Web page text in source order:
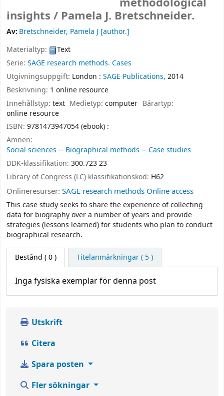
insights / Pamela J. Bretschneider.
Av: Bretschneider, Pamela J [author.]
Materialtyp:
Text
Serie: SAGE research methods. Cases
Utgivningsuppgift: London : SAGE Publications, 2014
Beskrivning: 1 online resource
Innehållstyp: text Medietyp:computer Bärartyp:
online resource
ISBN: 9781473947054 (ebook) :
Ämnen:
Social sciences -- Biographical methods -- Case studies
DDK-klassifikation: 300.723 23
Library of Congress (LC) klassifikationskod: H62
Onlineresurser: SAGE research methods Online access
This case study seeks to share the experience of collecting
data for biography over a number of years and provide
strategies (lessons learned) for students who plan to conduct
biographical research.
Bestånd ( 0 ) Titelanmärkningar ( 5 )
Inga fysiska exemplar för denna post
Utskrift
Citera
Spara posten
Fler sökningar